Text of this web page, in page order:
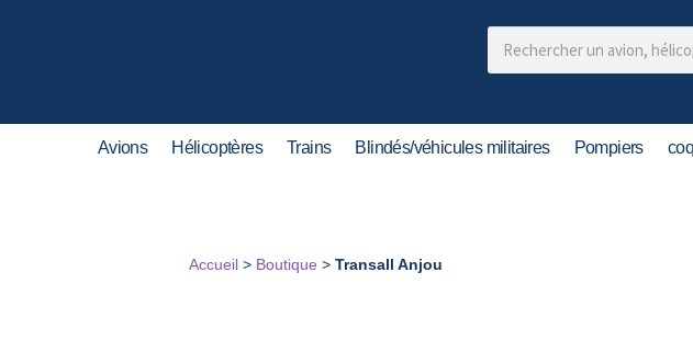
Avions Hélicoptères Trains Blindés/véhicules militaires Pompiers
Accueil > Boutique > Transall Anjou